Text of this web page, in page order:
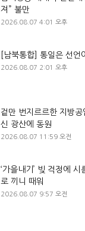
져” 불만
2026.08.07 4:01 오후
[남북통합] 통일은 선언
2026.08.07 2:01 오후
겉만 번지르르한 지방
신 광산에 동원
2026.08.07 11:59 오전
‘가을내기’ 빚 걱정에
로 끼니 때워
2026.08.07 9:57 오전